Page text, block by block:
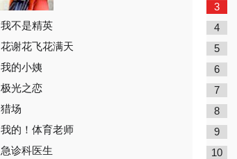
我不是精英
花谢花飞花满天
我的小姨
极光之恋
猎场
我的！体育老师
急诊科医生
3
4
5
6
7
8
9
10